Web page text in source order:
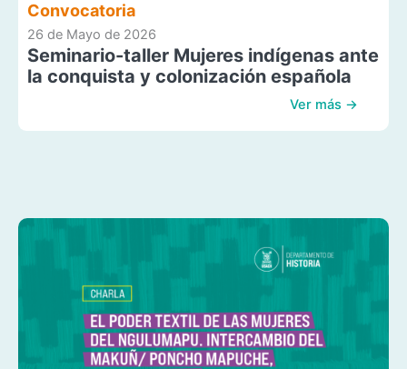
Convocatoria
26 de Mayo de 2026
Seminario-taller Mujeres indígenas ante
la conquista y colonización española
Ver más →